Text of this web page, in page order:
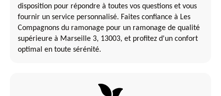
disposition pour répondre à toutes vos questions et vous
fournir un service personnalisé. Faites confiance à Les
Compagnons du ramonage pour un ramonage de qualité
supérieure à Marseille 3, 13003, et profitez d'un confort
optimal en toute sérénité.